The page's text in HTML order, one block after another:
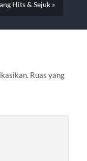
Hits & Sejuk »
Ruas yang